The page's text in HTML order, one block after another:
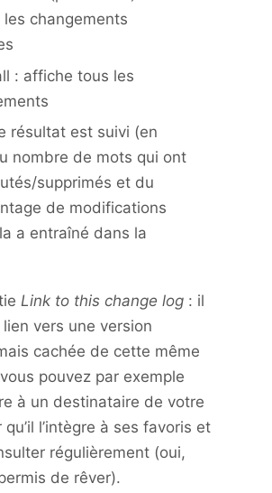
changements
: affiche tous les
résultat est suivi (en
nombre de mots qui ont
supprimés et du
de modifications
a entraîné dans la
Link to this change log: il
lien vers une version
cachée de cette même
pouvez par exemple
à un destinataire de votre
l’intègre à ses favoris et
régulièrement (oui,
de rêver).